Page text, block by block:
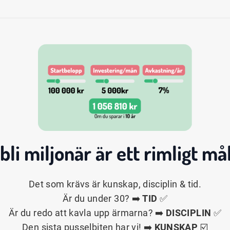
miljonärär ett rimligt
Det som krävs är kunskap, disciplin & tid.
Är du under 30? ➡️TID ✅
Är du redo att kavla upp ärmarna? ➡️ DISCIPLIN ✅
Den sista pusselbiten har vi! ➡️ KUNSKAP ☑️